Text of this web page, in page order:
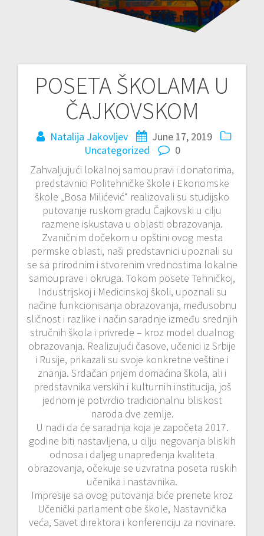
POSETA ŠKOLAMA U
ČAJKOVSKOM
Natalija Jakovljev
June 17, 2019
Uncategorized
0
Zahvaljujući lokalnoj samoupravi i donatorima,
predstavnici Politehničke škole i Ekonomske
škole „Bosa Milićević“ realizovali su studijsko
putovanje ruskom gradu Čajkovski u cilju
razmene iskustava u oblasti obrazovanja.
Zvaničnim dočekom u opštini ovog mesta
permske oblasti, naši predstavnici upoznali su
se sa prirodnim i stvorenim vrednostima lokalne
samouprave i okruga. Tokom posete Tehničkoj,
Industrijskoj i Medicinskoj školi, upoznali su
načine funkcionisanja obrazovanja, međusobnu
sličnost i razlike i način saradnje između srednjih
stručnih škola i privrede – kroz model dualnog
obrazovanja. Realizujući časove, učenici iz Srbije
i Rusije, prikazali su svoje konkretne veštine i
znanja. Srdačan prijem domaćina škola, ali i
predstavnika verskih i kulturnih institucija, još
jednom je potvrdio tradicionalnu bliskost
naroda dve zemlje.
U nadi da će saradnja koja je započeta 2017.
godine biti nastavljena, u cilju negovanja bliskih
odnosa i daljeg unapređenja kvaliteta
obrazovanja, očekuje se uzvratna poseta ruskih
učenika i nastavnika.
Impresije sa ovog putovanja biće prenete kroz
Učenički parlament obe škole, Nastavnička
veća, Savet direktora i konferenciju za novinare.
Post
navigation